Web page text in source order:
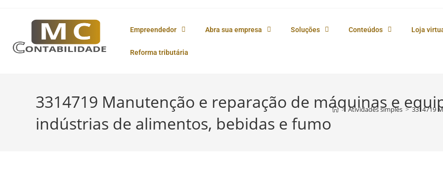
Empreendedor Abra sua empresa Soluções Conteúdos Loja
Reforma tributária
3314719 Manutenção e reparação de máquinas e
indústrias de alimentos, bebidas e fumo
> Atividades simples > 3314719